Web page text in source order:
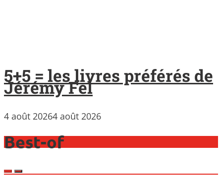
5+5 = les livres préférés de
Jérémy Fel
4 août 20264 août 2026
Best-of